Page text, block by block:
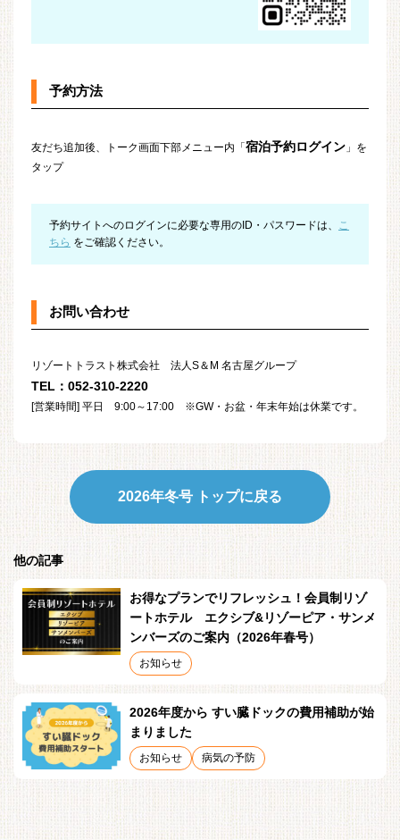
予約方法
友だち追加後、トーク画面下部メニュー内「 宿泊予約ログイン 」を
タップ
予約サイトへのログインに必要な専用のID・パスワードは、 こ
ちら をご確認ください。
お問い合わせ
リゾートトラスト株式会社 法人S＆M 名古屋グループ
TEL：052-310-2220
[営業時間] 平日 9:00～17:00 ※GW・お盆・年末年始は休業です。
2026年冬号 トップに戻る
他の記事
お得なプランでリフレッシュ！会員制リゾ
ートホテル エクシブ&リゾーピア・サンメ
ンバーズのご案内（2026年春号）
お知らせ
2026年度から すい臓ドックの費用補助が始
まりました
お知らせ 病気の予防